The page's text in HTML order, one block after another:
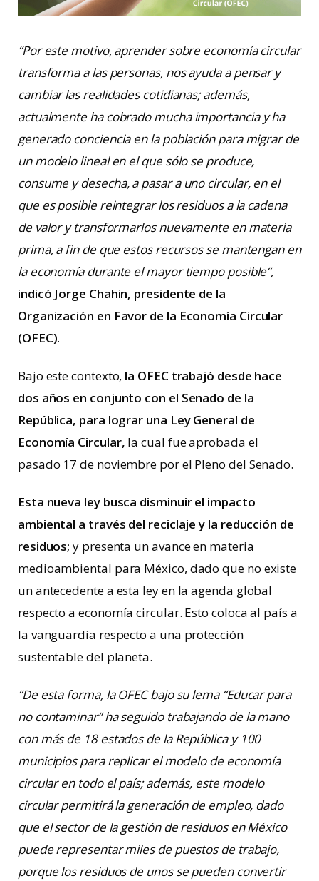
“Por este motivo, aprender sobre economía circular
transforma a las personas, nos ayuda a pensar y
cambiar las realidades cotidianas; además,
actualmente ha cobrado mucha importancia y ha
generado conciencia en la población para migrar de
un modelo lineal en el que sólo se produce,
consume y desecha, a pasar a uno circular, en el
que es posible reintegrar los residuos a la cadena
de valor y transformarlos nuevamente en materia
prima, a fin de que estos recursos se mantengan en
la economía durante el mayor tiempo posible”,
indicó Jorge Chahin, presidente de la
Organización en Favor de la Economía Circular
(OFEC).
Bajo este contexto, la OFEC trabajó desde hace
dos años en conjunto con el Senado de la
República, para lograr una Ley General de
Economía Circular, la cual fue aprobada el
pasado 17 de noviembre por el Pleno del Senado.
Esta nueva ley busca disminuir el impacto
ambiental a través del reciclaje y la reducción de
residuos; y presenta un avance en materia
medioambiental para México, dado que no existe
un antecedente a esta ley en la agenda global
respecto a economía circular. Esto coloca al país a
la vanguardia respecto a una protección
sustentable del planeta.
“De esta forma, la OFEC bajo su lema “Educar para
no contaminar” ha seguido trabajando de la mano
con más de 18 estados de la República y 100
municipios para replicar el modelo de economía
circular en todo el país; además, este modelo
circular permitirá la generación de empleo, dado
que el sector de la gestión de residuos en México
puede representar miles de puestos de trabajo,
porque los residuos de unos se pueden convertir